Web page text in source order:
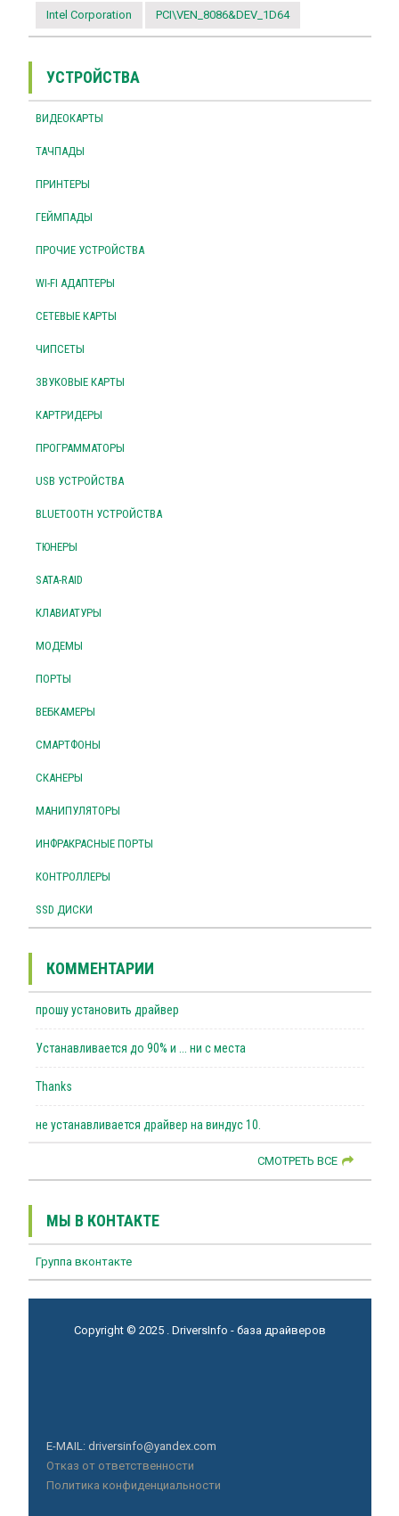
Intel Corporation PCI\VEN_8086&DEV_1D64
УСТРОЙСТВА
ВИДЕОКАРТЫ
ТАЧПАДЫ
ПРИНТЕРЫ
ГЕЙМПАДЫ
ПРОЧИЕ УСТРОЙСТВА
WI-FI АДАПТЕРЫ
СЕТЕВЫЕ КАРТЫ
ЧИПСЕТЫ
ЗВУКОВЫЕ КАРТЫ
КАРТРИДЕРЫ
ПРОГРАММАТОРЫ
USB УСТРОЙСТВА
BLUETOOTH УСТРОЙСТВА
ТЮНЕРЫ
SATA-RAID
КЛАВИАТУРЫ
МОДЕМЫ
ПОРТЫ
ВЕБКАМЕРЫ
СМАРТФОНЫ
СКАНЕРЫ
МАНИПУЛЯТОРЫ
ИНФРАКРАСНЫЕ ПОРТЫ
КОНТРОЛЛЕРЫ
SSD ДИСКИ
КОММЕНТАРИИ
прошу установить драйвер
Устанавливается до 90% и ... ни с места
Thanks
не устанавливается драйвер на виндус 10.
СМОТРЕТЬ ВСЕ
МЫ В КОНТАКТЕ
Группа вконтакте
Copyright © 2025 . DriversInfo - база драйверов
E-MAIL: driversinfo@yandex.com
Отказ от ответственности
Политика конфиденциальности